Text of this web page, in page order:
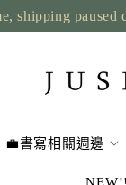
fair. In-
💼書寫相關週邊